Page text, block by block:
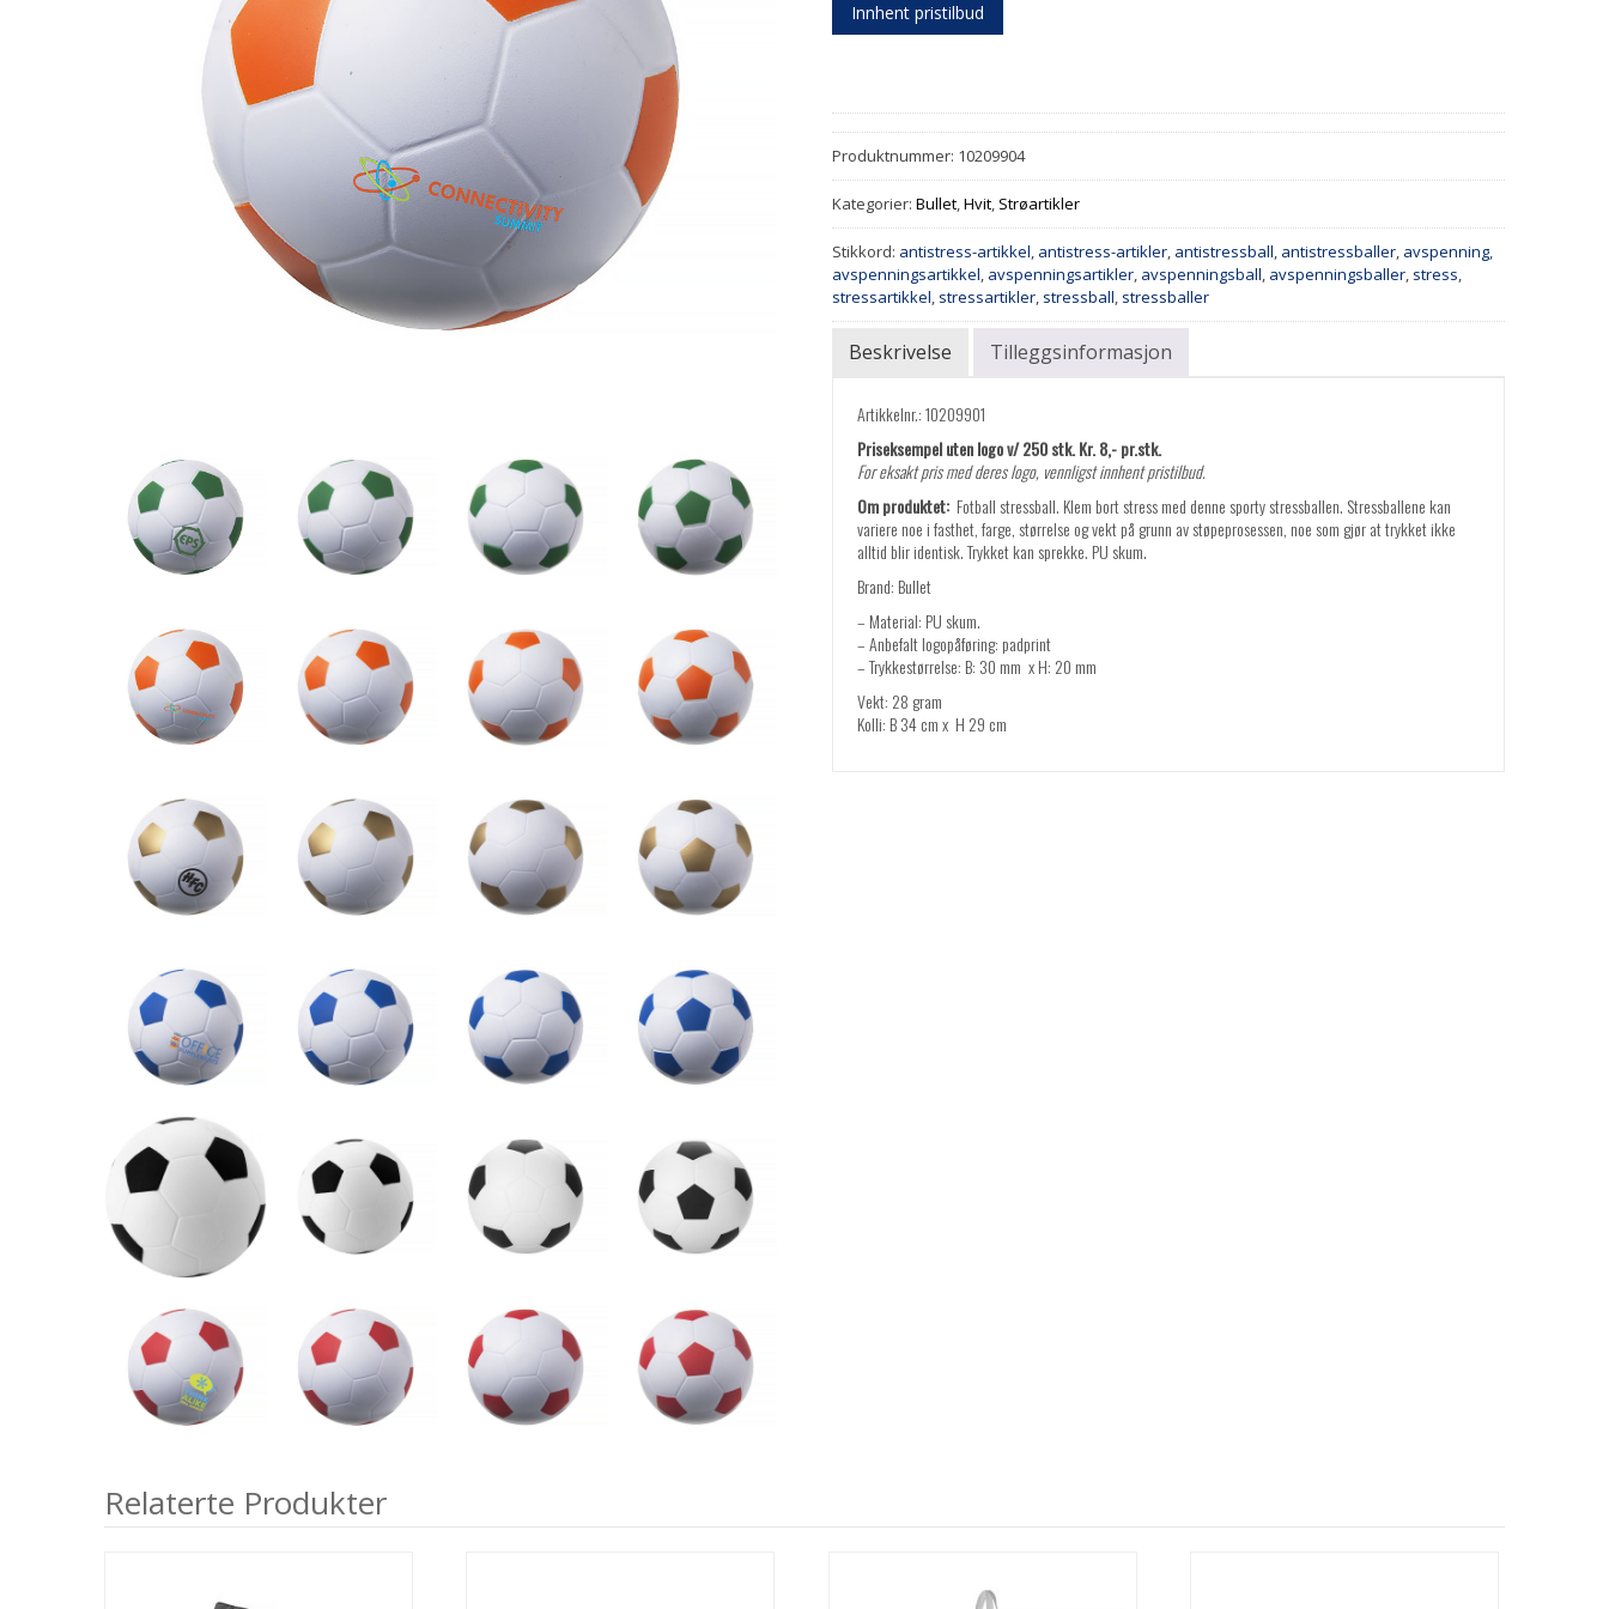
Innhent pristilbud
Produktnummer: 10209904
Kategorier:Bullet,Hvit, Strøartikler
Stikkord: antistress-artikkel, antistress-artikler, antistressball, antistressballer, avspenning,
avspenningsartikkel, avspenningsartikler, avspenningsball, avspenningsballer, stress,
stressartikkel, stressartikler, stressball, stressballer
Beskrivelse Tilleggsinformasjon
Artikkelnr.: 10209901
Priseksempel uten logo v/ 250 stk. Kr. 8,- pr.stk.
For eksakt pris med deres logo, vennligst innhent pristilbud.
Om produktet: Fotball stressball. Klem bort stress med denne sporty stressballen. Stressballene kan
variere noe i fasthet, farge, størrelse og vekt på grunn av støpeprosessen, noe som gjør at trykket ikke
alltid blir identisk. Trykket kan sprekke. PU skum.
Brand: Bullet
– Material: PU skum.
– Anbefalt logopåføring: padprint
– Trykkestørrelse: B: 30 mm x H: 20 mm
Vekt: 28 gram
Kolli: B 34 cm x H 29 cm
Relaterte Produkter